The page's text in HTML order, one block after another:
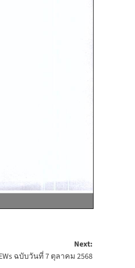
Next:
ฉบับวันที่ 7 ตุลาคม 2568